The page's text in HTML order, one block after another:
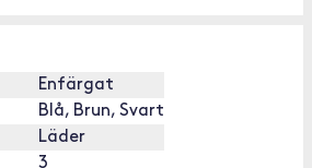
Enfärgat
Blå, Brun, Svart
Läder
3